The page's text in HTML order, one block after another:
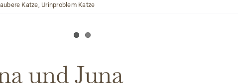
Katze Urinproblem Katze
und Juna